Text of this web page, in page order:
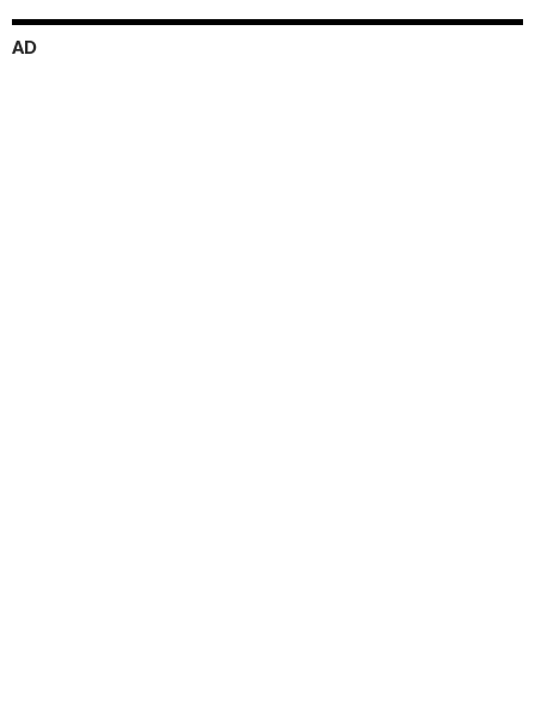
AD